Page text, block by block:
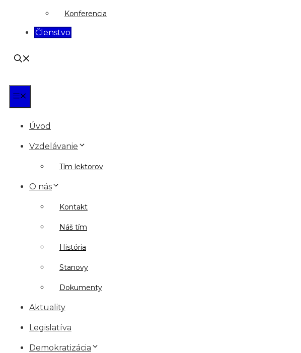
Konferencia
Členstvo
Menu
Úvod
Vzdelávanie
Tím lektorov
O nás
Kontakt
Náš tím
História
Stanovy
Dokumenty
Aktuality
Legislatíva
Demokratizácia